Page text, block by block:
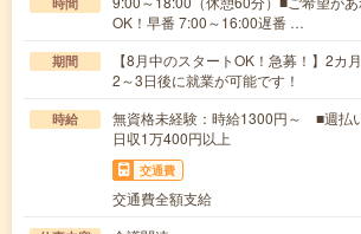
OK！早番 7:00～16:00遅番 …
期間
【8月中のスタートOK！急募！】2
2～3日後に就業が可能です！
時給
無資格未経験：時給1300円～ ■週
日収1万400円以上
交通費
交通費全額支給